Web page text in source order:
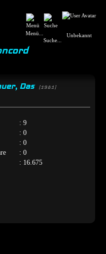
Menü...
Suche...
Unbekannt
Das [1981]
: 9
: 0
: 0
: 0
: 16.675